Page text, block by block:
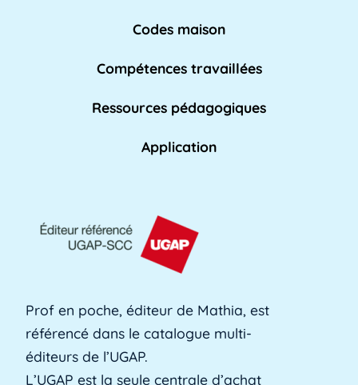
Affaires académiques
chargée de soutenir l'apprentissage et les [...]
L'AFPA, ou Association nationale pour la
formation professionnelle des adultes, est une
Alerte précoce
L'alerte précoce est un outil en ligne que les
établissements utilisent pour identifier les [...]
Codes maison
Compétences travaillées
Ressources pédagogiques
Application
Prof en poche, éditeur de Mathia, est
référencé dans le catalogue multi-
éditeurs de l’UGAP.
L’UGAP est la seule centrale d’achat